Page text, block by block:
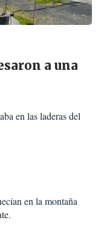
a una
en las laderas del
en la montaña